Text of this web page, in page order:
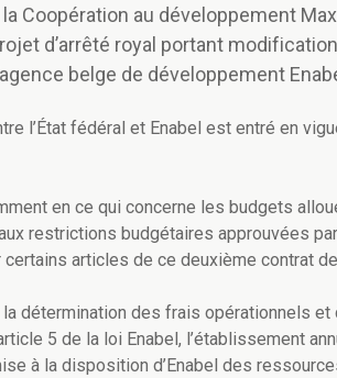
Coopération au développement
d’arrêté royal portant
belge de développement
l’État fédéral et Enabel est entré en
en ce qui concerne les budgets
restrictions budgétaires approuvées
articles de ce deuxième contrat
détermination des frais opérationnels
5 de la loi Enabel, l’établissement
à la disposition d’Enabel des